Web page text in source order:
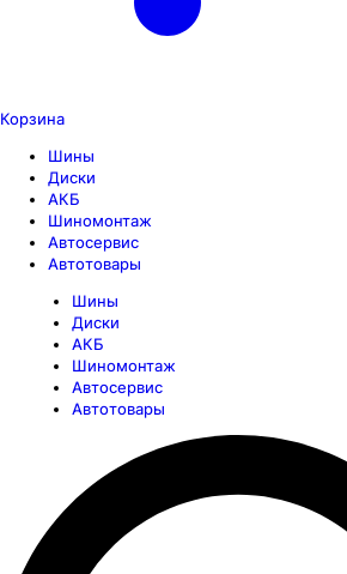
Корзина
Шины
Диски
АКБ
Шиномонтаж
Автосервис
Автотовары
Шины
Диски
АКБ
Шиномонтаж
Автосервис
Автотовары